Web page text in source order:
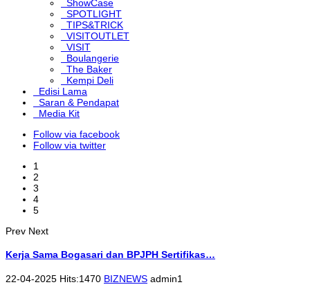
ShowCase
SPOTLIGHT
TIPS&TRICK
VISITOUTLET
VISIT
Boulangerie
The Baker
Kempi Deli
Edisi Lama
Saran & Pendapat
Media Kit
Follow via facebook
Follow via twitter
1
2
3
4
5
Prev Next
Kerja Sama Bogasari dan BPJPH Sertifikas…
22-04-2025 Hits:1470 BIZNEWS admin1